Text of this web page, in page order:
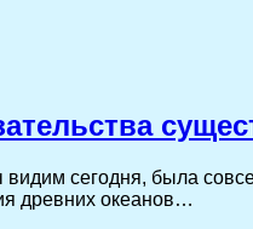
видим сегодня, была
древних океанов…